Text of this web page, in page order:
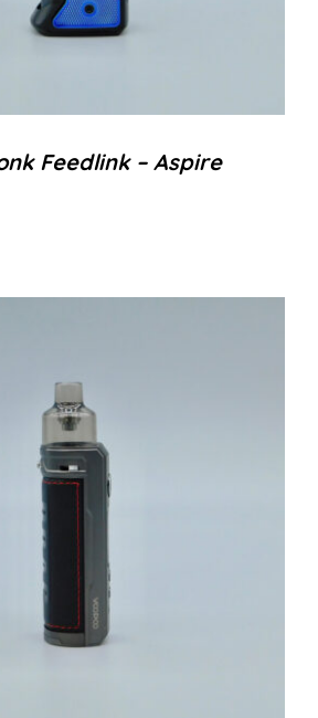
Feedlink – Aspire